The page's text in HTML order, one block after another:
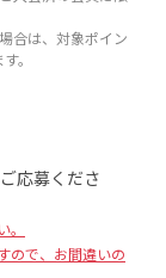
合は、対象ポイン
。
応募くださ
ので、お間違いの